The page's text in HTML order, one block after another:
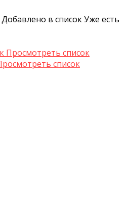
Добавлено в списокУже есть
Просмотреть список
список